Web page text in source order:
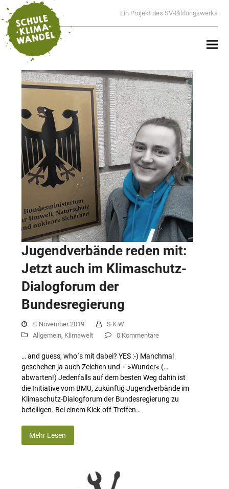
Ein Projekt des SV-Bildungswerks
Jugendverbände reden mit:
Jetzt auch im Klimaschutz-
Dialogforum der
Bundesregierung
8. November 2019
S·K·W
Allgemein, Klimawelt 0 Kommentare
… and guess, who´s mit dabei? YES :-) Manchmal
geschehen ja auch Zeichen und – »Wunder« (…
abwarten!) Jedenfalls auf dem besten Weg dahin ist
die Initiative vom BMU, zukünftig Jugendverbände im
Klimaschutz-Dialogforum der Bundesregierung zu
beteiligen. Bei einem Kick-off-Treffen…
Mehr Lesen